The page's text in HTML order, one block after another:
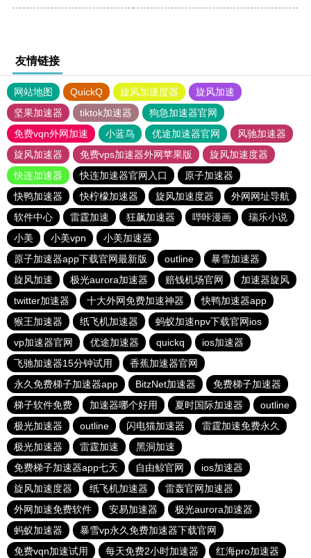
友情链接
网站地图 QuickQ 旋风加速度器
旋风加速
坚果加速器
tiktok加速器
狗急加速器官网
免费vqn外网加速
小蓝鸟 优途加速器官网
风驰加速器
旋风加速器
免费vps加速器外网苹果版
旋风加速度器
快连加速器
快连加速器官网入口
原子加速器
快鸭加速器
快柠檬加速器 旋风加速度器
外网网址导航
软件中心
雷霆加速 狂飙加速器 哔咔漫画
瑞乐小说
小美
小美vpn
小美加速器
原子加速器app下载官网最新版
outline
暴雪加速器
旋风加速
极光aurora加速器 赔钱机场官网
加速器旋风
twitter加速器
十大外网免费加速神器
快鸭加速器app
猴王加速器
纸飞机加速器
蚂蚁加速npv下载官网ios
vp加速器官网
优途加速器 quickq
ios加速器
飞驰加速器15分钟试用
香蕉加速器官网
永久免费梯子加速器app
BitzNet加速器
免费梯子加速器
梯子软件免费
加速器哪个好用 夏时国际加速器
outline
极光加速器
outline 闪电猫加速器
雷霆加速免费永久
极光加速器
雷霆加速
黑洞加速
免费梯子加速器app七天
自由鲸官网
ios加速器
旋风加速度器
纸飞机加速器
雷轰官网加速器
外网加速免费软件
安易加速器
极光aurora加速器
蚂蚁加速器
暴雪vp永久免费加速器下载官网
免费vqn加速试用
每天免费2小时加速器 红海pro加速器